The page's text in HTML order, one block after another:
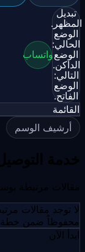
تبديل
المظهر.
الوضع
الحالي:
الوضع
الداكن.
التالي:
الوضع
الفاتح.
واتساب
القائمة
أرشيف الوسم
لا توجد مقالات
محفوظاً ضمن خطة
ابدأ الآن